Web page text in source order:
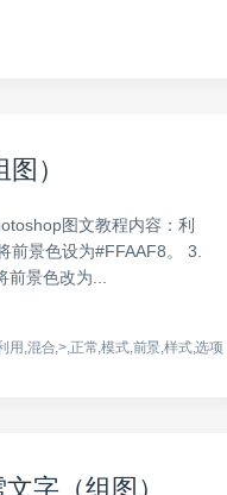
）
图文教程内容：利
前景色设为#FFAAF8。 3.
景色改为...
用,混合,>,正常,模式,前景,样式,选项
字（组图）